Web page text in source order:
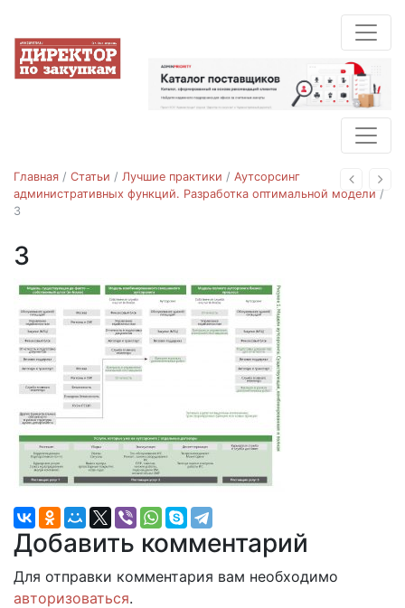
Назад
Главная / Статьи / Лучшие практики / Аутсорсинг
административных функций. Разработка оптимальной модели /
3
3
Добавить комментарий
Для отправки комментария вам необходимо
авторизоваться.